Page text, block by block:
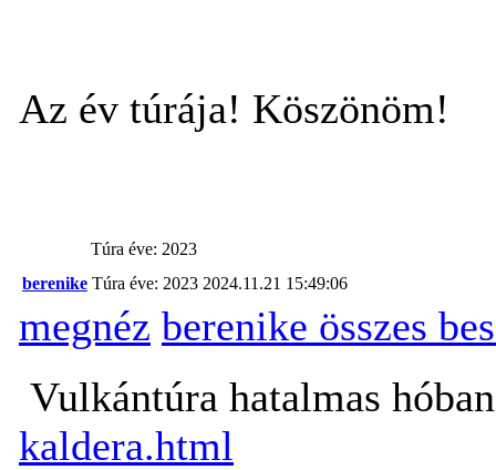
Az év túrája! Köszönöm!
Túra éve: 2023
berenike Túra éve: 2023 2024.11.21 15:49:06
megnéz berenike összes
Vulkántúra hatalmas
kaldera.html